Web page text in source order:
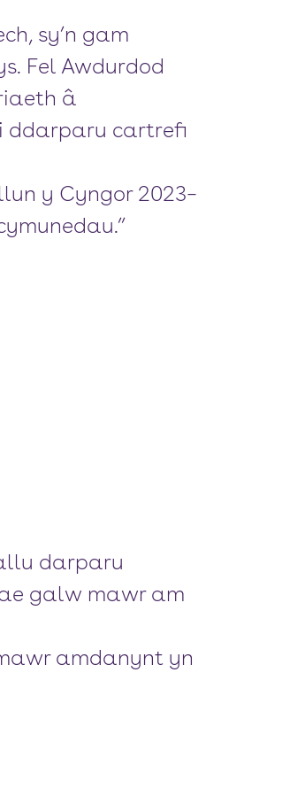
sy’n gam
Fel Awdurdod
â
ddarparu cartrefi
y Cyngor 2023–
darparu
galw mawr am
amdanynt yn